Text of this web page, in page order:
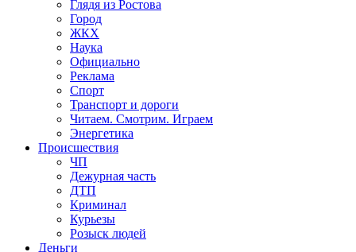
Глядя из Ростова
Город
ЖКХ
Наука
Официально
Реклама
Спорт
Транспорт и дороги
Читаем. Смотрим. Играем
Энергетика
Происшествия
ЧП
Дежурная часть
ДТП
Криминал
Курьезы
Розыск людей
Деньги